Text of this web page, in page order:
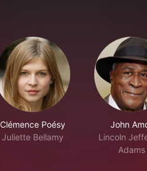
Clémence Poésy
Juliette Bellamy
John
Lincoln
Adams